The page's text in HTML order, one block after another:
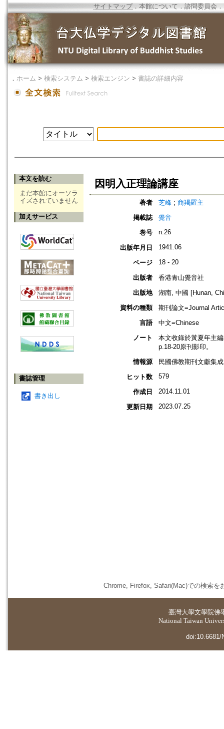
サイトマップ．本館について ． 諮問委員会 ．
． ホーム > 検索システム > 検索エンジン > 書誌の詳細内容
本文を読む
まだ本館にオーソラ
イズされていません
加えサービス
書誌管理
書き出し
因明入正理論講座
著者 芝峰 ; 商羯羅主
掲載誌
覺音
巻号
n.26
出版年月日 1941.06
ページ 18 - 20
出版者
香港青山覺音社
出版地
湖南, 中國 [Hunan,
資料の種類
期刊論文=Journal
言語
中文=Chinese
ノート
本文收錄於黃夏年主
p.18-20原刊影印。
情報源
民國佛教期刊文獻集
ヒット数
579
作成日 2014.11.01
更新日期 2023.07.25
Chrome, Firefox, Safari(Mac)での検索を
臺灣大學文學院佛
National Taiwan
doi:10.6681/